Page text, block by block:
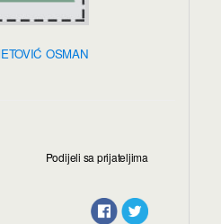
OSMAN
Podijeli sa prijateljima